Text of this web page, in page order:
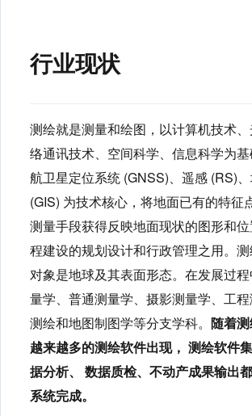
行业现状
测绘就是测量和绘图，以计算机技术
络通讯技术、空间科学、信息科学为
航卫星定位系统 (GNSS)、遥感 (RS)
(GIS) 为技术核心，将地面已有的特征
测量手段获得反映地面现状的图形和
程建设的规划设计和行政管理之用。
对象是地球及其表面形态。在发展过
量学、普通测量学、摄影测量学、工
测绘和地图制图学等分支学科。 随着
越来越多的测绘软件出现， 测绘软件
据分析、 数据质检、不动产成果输出
系统完成。 ​